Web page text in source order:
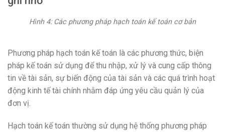
Hình 4: Các phương pháp hạch toán kế toán cơ bản
Phương pháp hạch toán kế toán là các phương thức, biện
pháp kế toán sử dụng để thu nhập, xử lý và cung cấp thông
tin về tài sản, sự biến động của tài sản và các quá trình hoạt
động kinh tế tài chính nhằm đáp ứng yêu cầu quản lý của
đơn vị.
Hạch toán kế toán thường sử dụng hệ thống phương pháp